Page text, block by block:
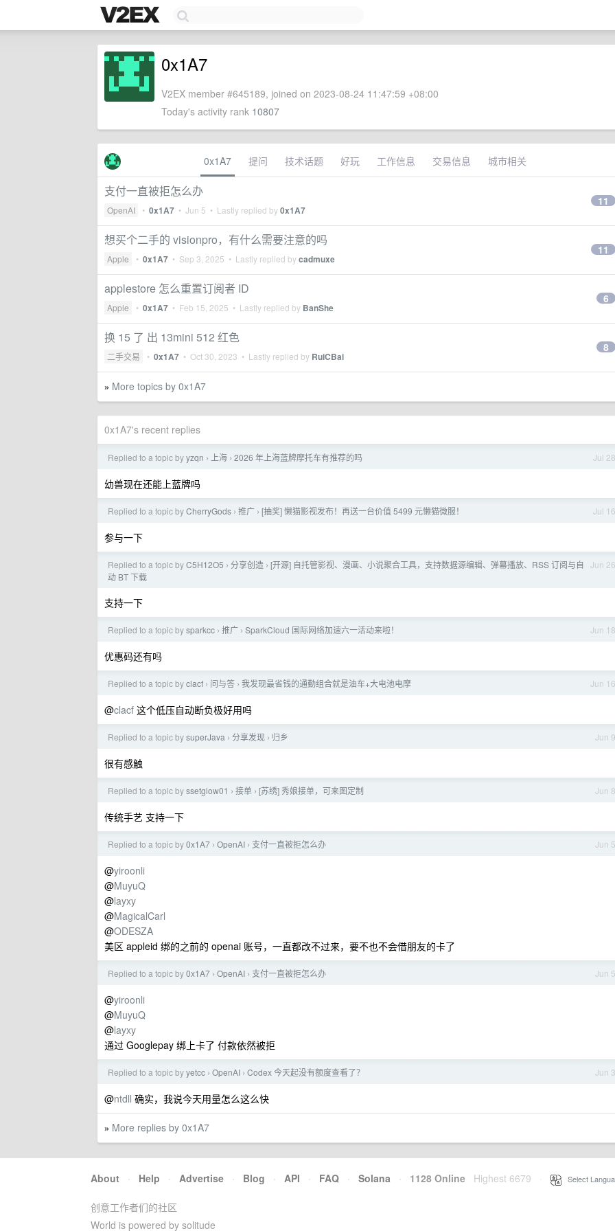
0x1A7
V2EX member #645189, joined on 2023-08-24 11:47:59 +08:00
Today's activity rank 10807
0x1A7 提问 技术话题 好玩 工作信息 交易信息 城市相关
支付一直被拒怎么办
OpenAI • 0x1A7 • Jun 5 • Lastly replied by0x1A7
11
想买个二手的 visionpro，有什么需要注意的吗
Apple • 0x1A7 • Sep 3, 2025 • Lastly replied bycadmuxe
11
applestore 怎么重置订阅者 ID
Apple • 0x1A7 • Feb 15, 2025 • Lastly replied by BanShe
6
换 15 了 出 13mini 512 红色
二手交易 • 0x1A7 • Oct 30, 2023 • Lastly replied by RuiCBai
8
» More topics by 0x1A7
0x1A7's recent replies
Jul 28
Replied to a topic byyzqn › 上海 › 2026 年上海蓝牌摩托车有推荐的吗
幼兽现在还能上蓝牌吗
Jul 16
Replied to a topic byCherryGods › 推广 › [抽奖] 懒猫影视发布！再送一台价值 5499 元懒猫微服！
参与一下
Jun 26
Replied to a topic byC5H12O5 › 分享创造 › [开源] 自托管影视、漫画、小说聚合工具，支持数据源编辑、弹幕播放、RSS 订阅与自
动 BT 下载
支持一下
Jun 18
Replied to a topic bysparkcc › 推广 › SparkCloud 国际网络加速六一活动来啦！
优惠码还有吗
Jun 16
Replied to a topic byclacf › 问与答 › 我发现最省钱的通勤组合就是油车+大电池电摩
@clacf 这个低压自动断负极好用吗
Jun 9
Replied to a topic bysuperJava › 分享发现 › 归乡
很有感触
Jun 8
Replied to a topic byssetglow01 › 接单 › [苏绣] 秀娘接单，可来图定制
传统手艺 支持一下
Jun 5
Replied to a topic by0x1A7 › OpenAI › 支付一直被拒怎么办
@yiroonli
@MuyuQ
@layxy
@MagicalCarl
@ODESZA
美区 appleid 绑的之前的 openai 账号，一直都改不过来，要不也不会借朋友的卡了
Jun 5
Replied to a topic by0x1A7 › OpenAI › 支付一直被拒怎么办
@yiroonli
@MuyuQ
@layxy
通过 Googlepay 绑上卡了 付款依然被拒
Jun 3
Replied to a topic byyetcc › OpenAI › Codex 今天起没有额度查看了？
@ntdll 确实，我说今天用量怎么这么快
» More replies by 0x1A7
About · Help · Advertise · Blog · API · FAQ · Solana · 1128 Online Highest 6679 Select
创意工作者们的社区
World is powered by solitude